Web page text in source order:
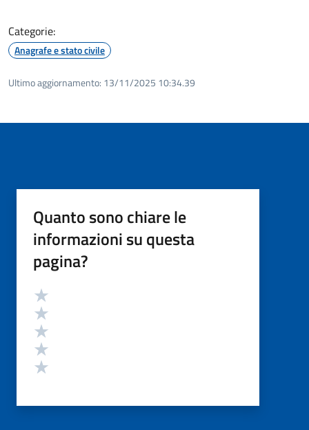
Categorie:
Anagrafe e stato civile
Ultimo aggiornamento: 13/11/2025 10:34.39
Quanto sono chiare le
informazioni su questa
pagina?
Valutazione